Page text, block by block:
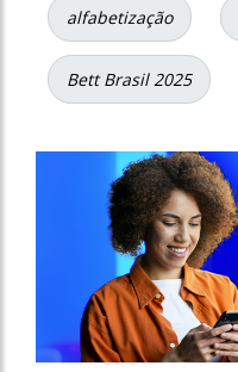
alfabetização
Bett Brasil 2025